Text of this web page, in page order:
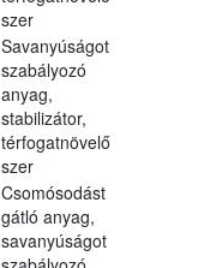
szer
Savanyúságot
szabályozó
anyag,
stabilizátor,
térfogatnövelő
szer
Csomósodást
gátló anyag,
savanyúságot